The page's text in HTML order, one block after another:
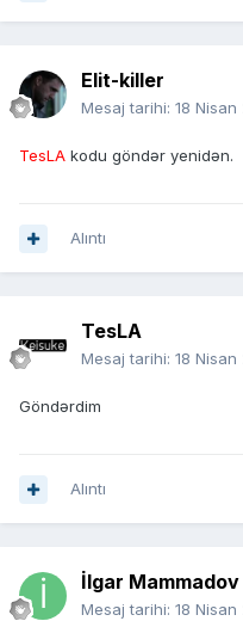
Elit-killer
Mesaj tarihi: 18 Nisan
TesLA kodu göndər yenidən.
Alıntı
TesLA
Mesaj tarihi: 18 Nisan
Göndərdim
Alıntı
İlgar Mammadov
Mesaj tarihi: 18 Nisan